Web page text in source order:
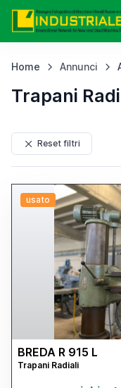
Home Annunci
Trapani
Reset filtri
usato
BREDA R 915 L
Trapani Radiali